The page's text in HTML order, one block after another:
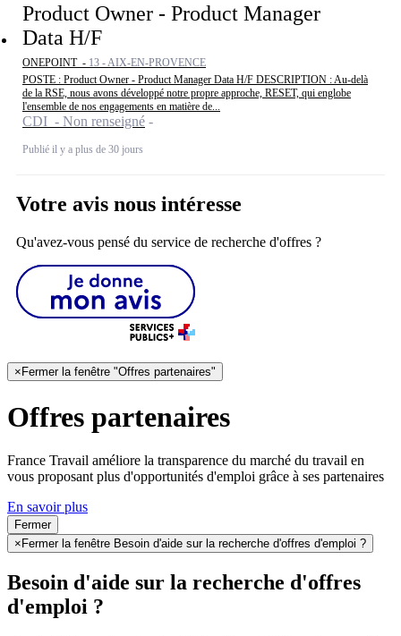
Product Owner - Product Manager
Data H/F
ONEPOINT - 13 - AIX-EN-PROVENCE
POSTE : Product Owner - Product Manager Data H/F DESCRIPTION : Au-delà
de la RSE, nous avons développé notre propre approche, RESET, qui englobe
l'ensemble de nos engagements en matière de...
CDI - Non renseigné
Publié il y a plus de 30 jours
Votre avis nous intéresse
Qu'avez-vous pensé du service de recherche d'offres ?
× Fermer la fenêtre "Offres partenaires"
Offres partenaires
France Travail améliore la transparence du marché du travail en
vous proposant plus d'opportunités d'emploi grâce à ses partenaires
En savoir plus
Fermer
× Fermer la fenêtre Besoin d'aide sur la recherche d'offres d'emploi ?
Besoin d'aide sur la recherche d'offres
d'emploi ?